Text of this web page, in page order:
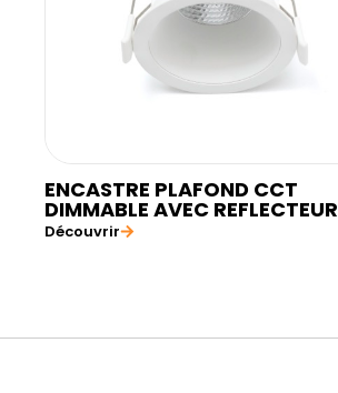
ENCASTRE PLAFOND CCT
DIMMABLE AVEC REFLECTEUR
Découvrir